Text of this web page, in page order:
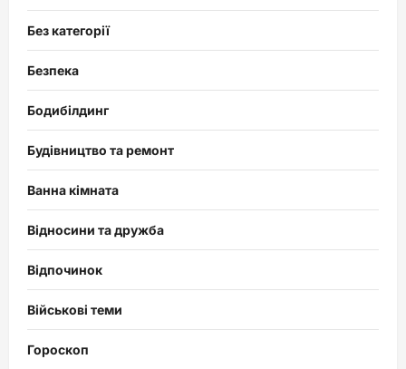
Без категорії
Безпека
Бодибілдинг
Будівництво та ремонт
Ванна кімната
Відносини та дружба
Відпочинок
Військові теми
Гороскоп